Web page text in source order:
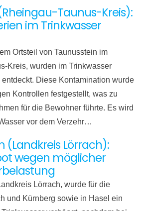
Taunus-Kreis):
im Trinkwasser
Ortsteil von Taunusstein im
Kreis, wurden im Trinkwasser
Diese Kontamination wurde
Kontrollen festgestellt, was zu
für die Bewohner führte. Es wird
vor dem Verzehr…
(Landkreis Lörrach):
wegen möglicher
Lörrach, wurde für die
und Kürnberg sowie in Hasel ein